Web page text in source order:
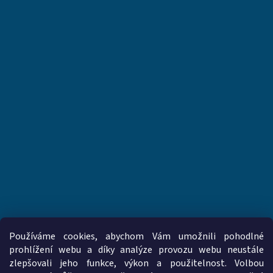
Používáme cookies, abychom Vám umožnili pohodlné
prohlížení webu a díky analýze provozu webu neustále
zlepšovali jeho funkce, výkon a použitelnost. Volbou